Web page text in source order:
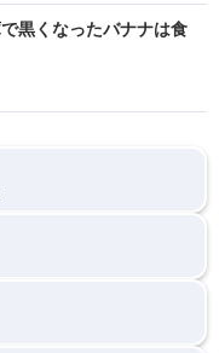
黒くなったバナナは食